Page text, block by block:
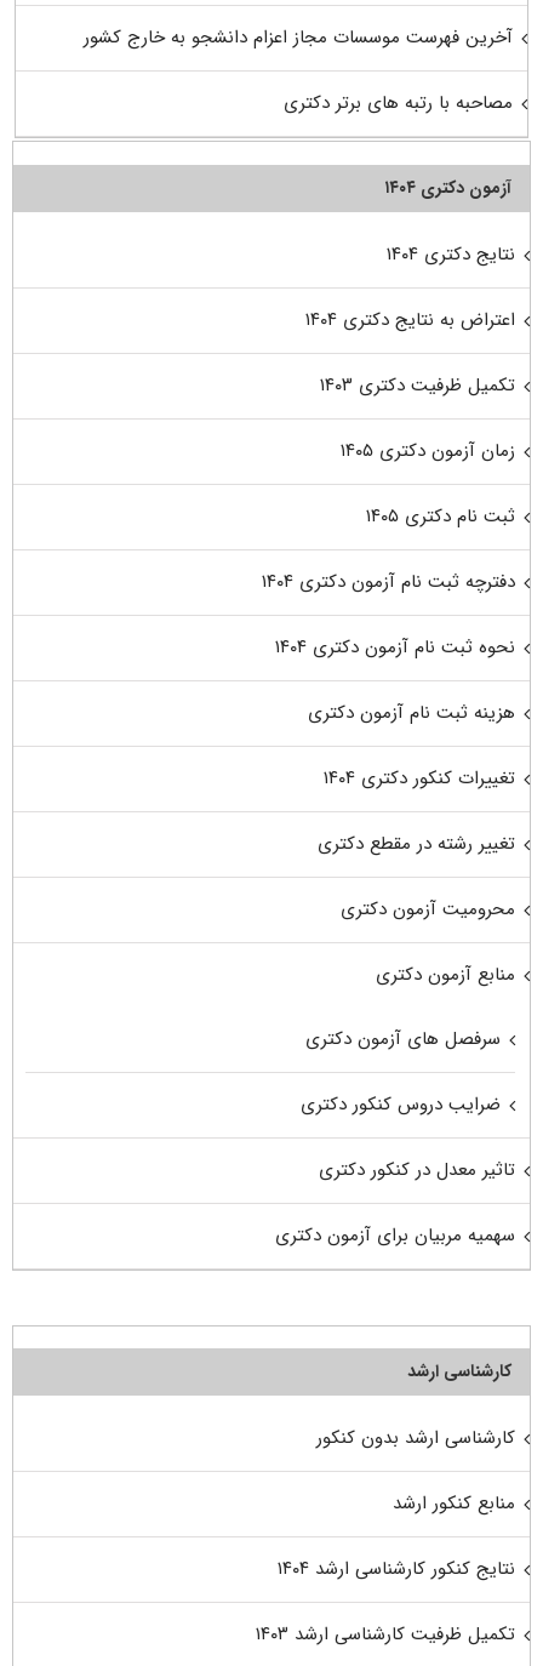
آخرین فهرست موسسات مجاز اعزام دانشجو به خارج کشور
مصاحبه با رتبه های برتر دکتری
آزمون دکتری ۱۴۰۴
نتایج دکتری ۱۴۰۴
اعتراض به نتایج دکتری ۱۴۰۴
تکمیل ظرفیت دکتری ۱۴۰۳
زمان آزمون دکتری ۱۴۰۵
ثبت نام دکتری ۱۴۰۵
دفترچه ثبت نام آزمون دکتری ۱۴۰۴
نحوه ثبت نام آزمون دکتری ۱۴۰۴
هزینه ثبت نام آزمون دکتری
تغییرات کنکور دکتری ۱۴۰۴
تغییر رشته در مقطع دکتری
محرومیت آزمون دکتری
منابع آزمون دکتری
سرفصل های آزمون دکتری
ضرایب دروس کنکور دکتری
تاثیر معدل در کنکور دکتری
سهمیه مربیان برای آزمون دکتری
کارشناسی ارشد
کارشناسی ارشد بدون کنکور
منابع کنکور ارشد
نتایج کنکور کارشناسی ارشد ۱۴۰۴
تکمیل ظرفیت کارشناسی ارشد ۱۴۰۳